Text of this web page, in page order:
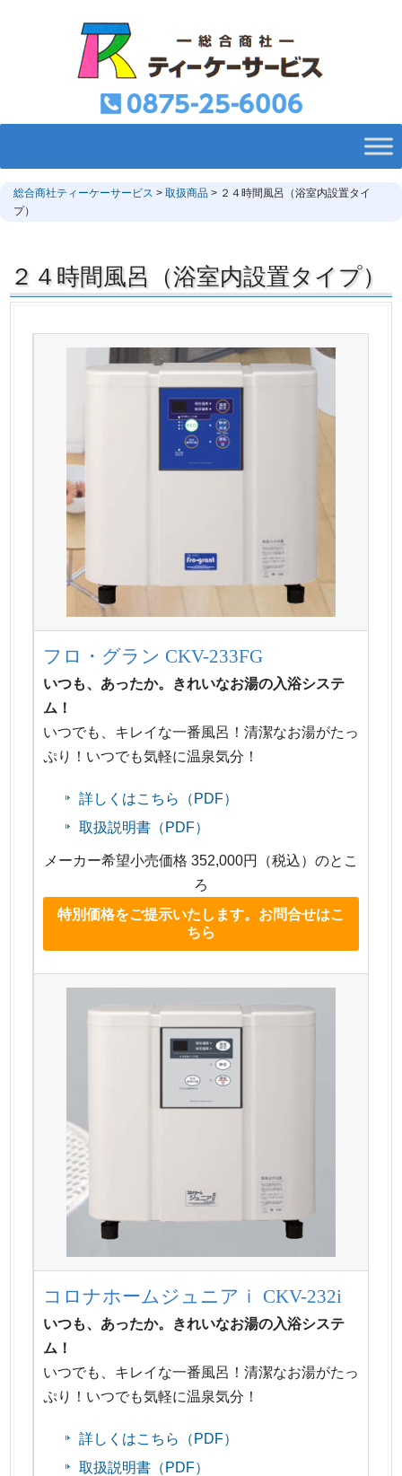
総合商社ティーケーサービス > 取扱商品 > ２４時間風呂（浴室内設置タイ
プ）
２４時間風呂（浴室内設置タイプ）
フロ・グラン CKV-233FG
いつも、あったか。きれいなお湯の入浴システ
ム！
いつでも、キレイな一番風呂！清潔なお湯がたっ
ぷり！いつでも気軽に温泉気分！
詳しくはこちら（PDF）
取扱説明書（PDF）
メーカー希望小売価格 352,000円（税込）のとこ
ろ
特別価格をご提示いたします。お問合せはこ
ちら
コロナホームジュニアｉ CKV-232i
いつも、あったか。きれいなお湯の入浴システ
ム！
いつでも、キレイな一番風呂！清潔なお湯がたっ
ぷり！いつでも気軽に温泉気分！
詳しくはこちら（PDF）
取扱説明書（PDF）